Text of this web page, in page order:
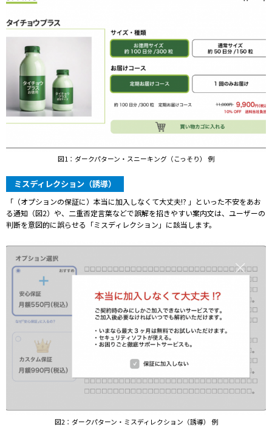
図1：ダークパターン・スニーキング（こっそり） 例
ミスディレクション（誘導）
「（オプションの保証に）本当に加入しなくて大丈夫!? 」といった不安をあお
る通知（図2）や、二重否定言葉などで誤解を招きやすい案内文は、ユーザーの
判断を意図的に誤らせる「ミスディレクション」に該当します。
図2：ダークパターン・ミスディレクション（誘導） 例